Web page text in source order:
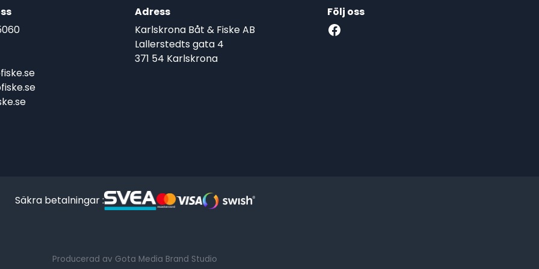
Adress
Karlskrona Båt & Fiske AB
Lallerstedts gata 4
371 54 Karlskrona
Följ oss
Facebook
Säkra betalningar :
Producerad av Gota Media Brand Studio